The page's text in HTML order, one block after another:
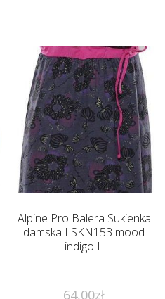
Alpine Pro Balera Sukienka
damska LSKN153 mood
indigo L
64,00zł